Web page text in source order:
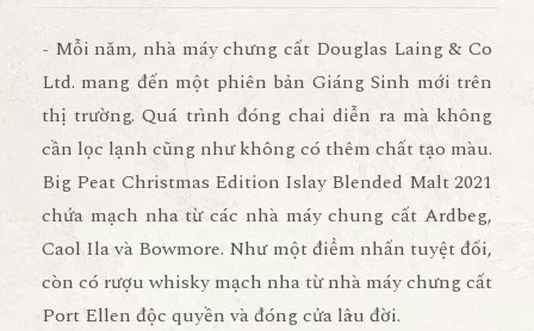
- Mỗi năm, nhà máy chưng cất Douglas Laing & Co
Ltd. mang đến một phiên bản Giáng Sinh mới trên
thị trường. Quá trình đóng chai diễn ra mà không
cần lọc lạnh cũng như không có thêm chất tạo màu.
Big Peat Christmas Edition Islay Blended Malt 2021
chứa mạch nha từ các nhà máy chung cất Ardbeg,
Caol Ila và Bowmore. Như một điểm nhấn tuyệt đối,
còn có rượu whisky mạch nha từ nhà máy chưng cất
Port Ellen độc quyền và đóng cửa lâu đời.